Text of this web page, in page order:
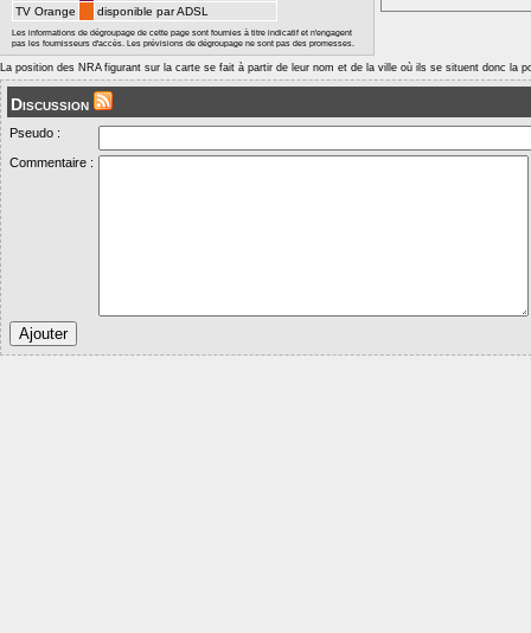
TV Orange
disponible par ADSL
Les informations de dégroupage de cette page sont fournies à titre indicatif et n'engagent
pas les fournisseurs d'accès. Les prévisions de dégroupage ne sont pas des promesses.
La position des NRA figurant sur la carte se fait à partir de leur nom et de la ville où ils se situent donc la
Discussion
Pseudo :
Commentaire :